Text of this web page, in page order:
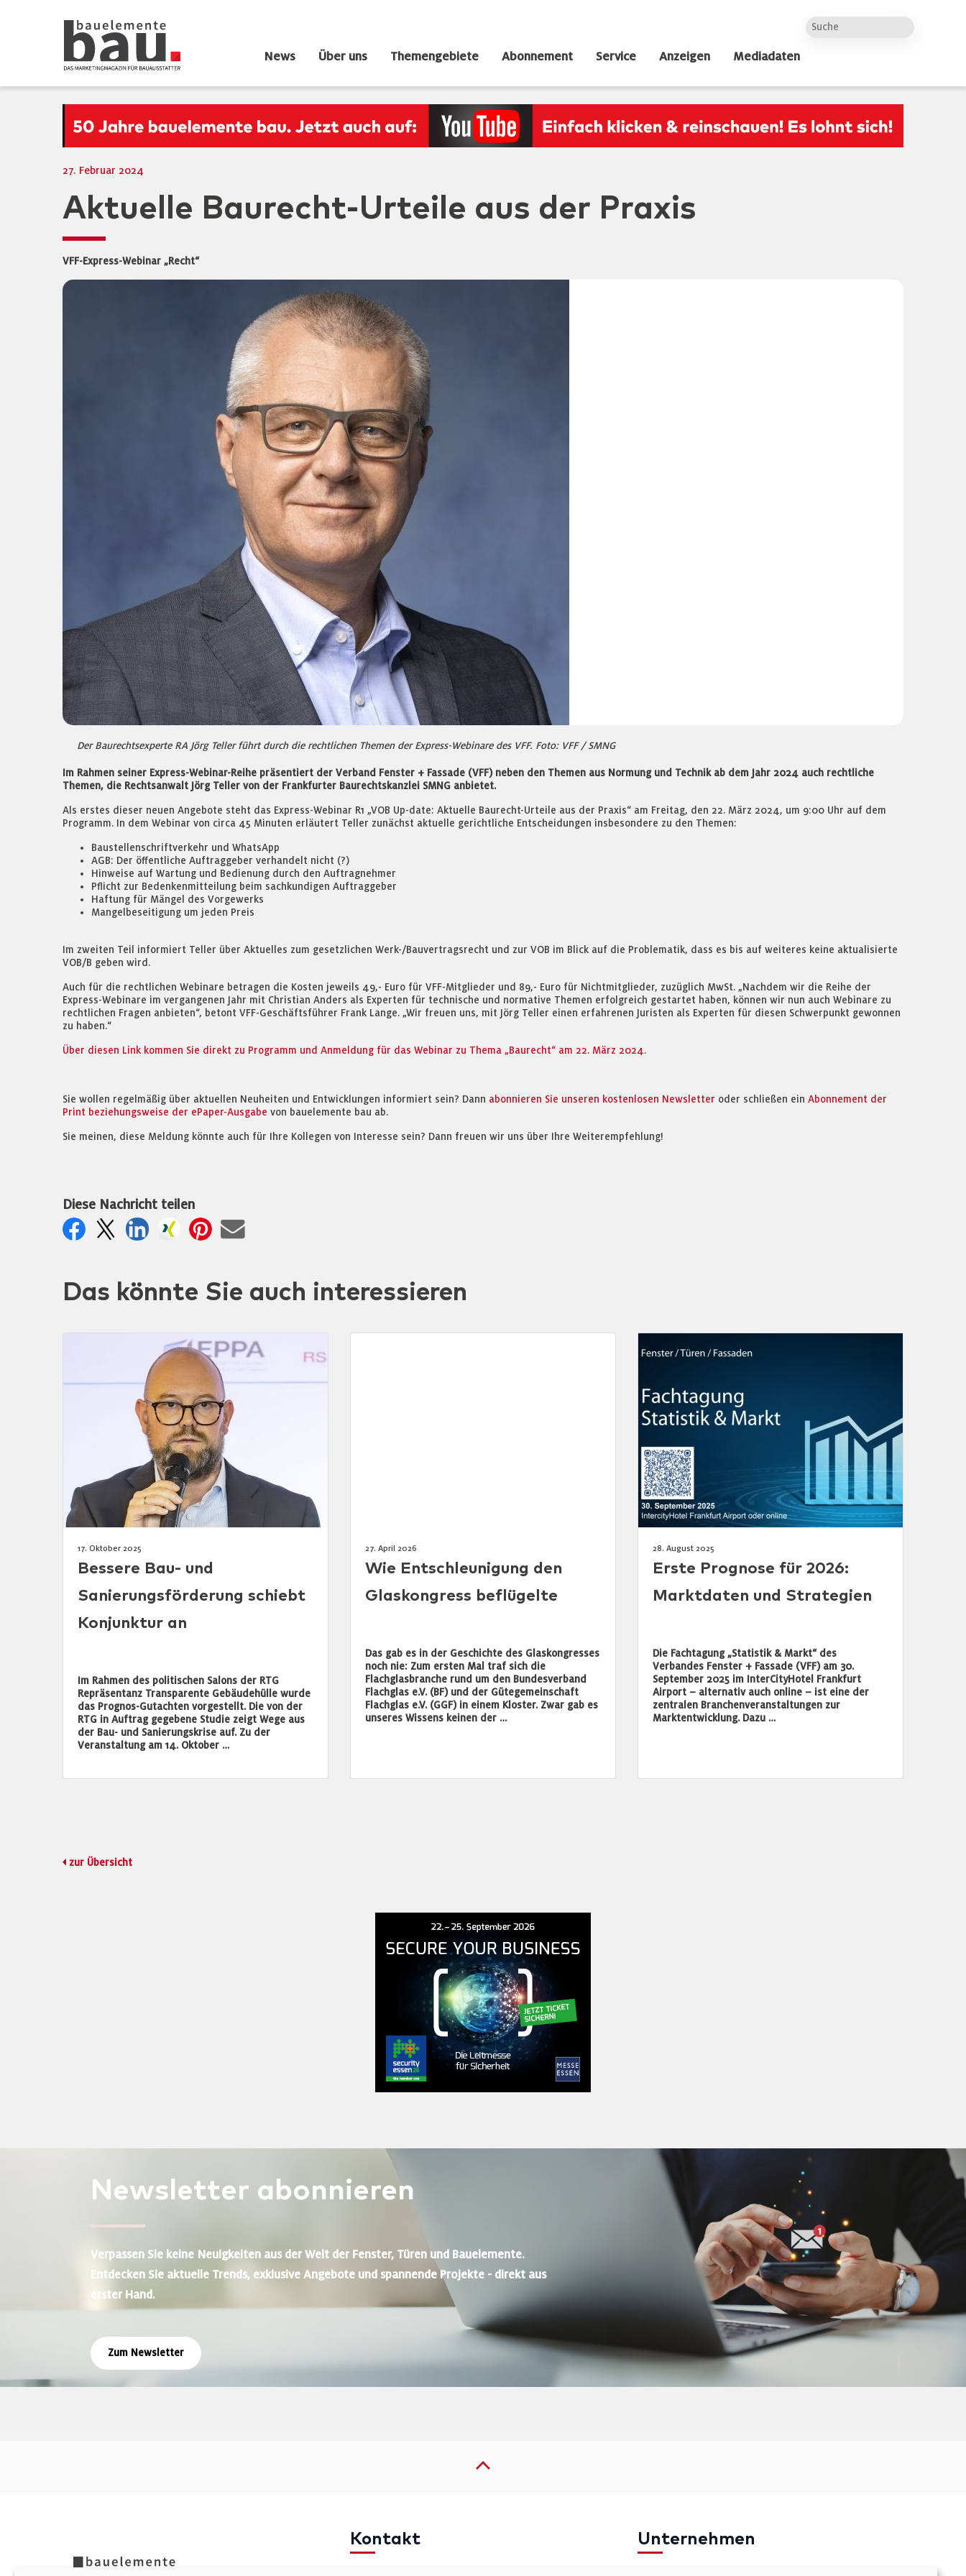
News Über uns Themengebiete Abonnement Service Anzeigen Mediadaten
27. Februar 2024
Aktuelle Baurecht-Urteile aus der Praxis
VFF-Express-Webinar „Recht“
Der Baurechtsexperte RA Jörg Teller führt durch die rechtlichen Themen der Express-Webinare des VFF. Foto: VFF / SMNG
Im Rahmen seiner Express-Webinar-Reihe präsentiert der Verband Fenster + Fassade (VFF) neben den Themen aus Normung und Technik ab dem Jahr 2024 auch rechtliche
Themen, die Rechtsanwalt Jörg Teller von der Frankfurter Baurechtskanzlei SMNG anbietet.
Als erstes dieser neuen Angebote steht das Express-Webinar R1 „VOB Up-date: Aktuelle Baurecht-Urteile aus der Praxis“ am Freitag, den 22. März 2024, um 9:00 Uhr auf dem
Programm. In dem Webinar von circa 45 Minuten erläutert Teller zunächst aktuelle gerichtliche Entscheidungen insbesondere zu den Themen:
Baustellenschriftverkehr und WhatsApp
AGB: Der öffentliche Auftraggeber verhandelt nicht (?)
Hinweise auf Wartung und Bedienung durch den Auftragnehmer
Pflicht zur Bedenkenmitteilung beim sachkundigen Auftraggeber
Haftung für Mängel des Vorgewerks
Mangelbeseitigung um jeden Preis
Im zweiten Teil informiert Teller über Aktuelles zum gesetzlichen Werk-/Bauvertragsrecht und zur VOB im Blick auf die Problematik, dass es bis auf weiteres keine aktualisierte
VOB/B geben wird.
Auch für die rechtlichen Webinare betragen die Kosten jeweils 49,- Euro für VFF-Mitglieder und 89,- Euro für Nichtmitglieder, zuzüglich MwSt. „Nachdem wir die Reihe der
Express-Webinare im vergangenen Jahr mit Christian Anders als Experten für technische und normative Themen erfolgreich gestartet haben, können wir nun auch Webinare zu
rechtlichen Fragen anbieten“, betont VFF-Geschäftsführer Frank Lange. „Wir freuen uns, mit Jörg Teller einen erfahrenen Juristen als Experten für diesen Schwerpunkt gewonnen
zu haben.“
Über diesen Link kommen Sie direkt zu Programm und Anmeldung für das Webinar zu Thema „Baurecht“ am 22. März 2024.
Sie wollen regelmäßig über aktuellen Neuheiten und Entwicklungen informiert sein? Dann abonnieren Sie unseren kostenlosen Newsletter oder schließen ein Abonnement der
Print beziehungsweise der ePaper-Ausgabe von bauelemente bau ab.
Sie meinen, diese Meldung könnte auch für Ihre Kollegen von Interesse sein? Dann freuen wir uns über Ihre Weiterempfehlung!
Diese Nachricht teilen
Das könnte Sie auch interessieren
17. Oktober 2025
Bessere Bau- und
Sanierungsförderung schiebt
Konjunktur an
Im Rahmen des politischen Salons der RTG
Repräsentanz Transparente Gebäudehülle wurde
das Prognos-Gutachten vorgestellt. Die von der
RTG in Auftrag gegebene Studie zeigt Wege aus
der Bau- und Sanierungskrise auf. Zu der
Veranstaltung am 14. Oktober …
27. April 2026
Wie Entschleunigung den
Glaskongress beflügelte
Das gab es in der Geschichte des Glaskongresses
noch nie: Zum ersten Mal traf sich die
Flachglasbranche rund um den Bundesverband
Flachglas e.V. (BF) und der Gütegemeinschaft
Flachglas e.V. (GGF) in einem Kloster. Zwar gab es
unseres Wissens keinen der …
28. August 2025
Erste Prognose für 2026:
Marktdaten und Strategien
Die Fachtagung „Statistik & Markt“ des
Verbandes Fenster + Fassade (VFF) am 30.
September 2025 im InterCityHotel Frankfurt
Airport – alternativ auch online – ist eine der
zentralen Branchenveranstaltungen zur
Marktentwicklung. Dazu …
zur Übersicht
Newsletter abonnieren
Verpassen Sie keine Neuigkeiten aus der Welt der Fenster, Türen und Bauelemente.
Entdecken Sie aktuelle Trends, exklusive Angebote und spannende Projekte - direkt aus
erster Hand.
Zum Newsletter
Kontakt Unternehmen